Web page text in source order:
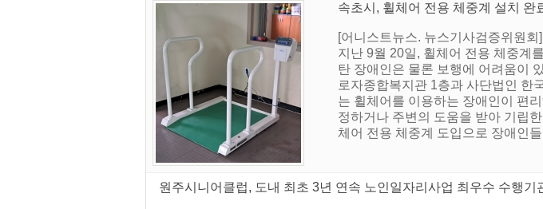
속초시, 휠체어 전용 체중계 설치 완
[어니스트뉴스. 뉴스기사검증위원
지난 9월 20일, 휠체어 전용 체중계
탄 장애인은 물론 보행에 어려움이
로자종합복지관 1층과 사단법인 한
는 휠체어를 이용하는 장애인이 편
정하거나 주변의 도움을 받아 기립
체어 전용 체중계 도입으로 장애인
원주시니어클럽, 도내 최초 3년 연속 노인일자리사업 최우수 수행기